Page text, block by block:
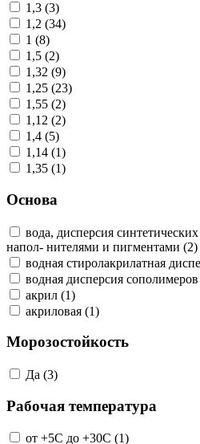
1,3 (3)
1,2 (34)
1 (8)
1,5 (2)
1,32 (9)
1,25 (23)
1,55 (2)
1,12 (2)
1,4 (5)
1,14 (1)
1,35 (1)
Основа
вода, дисперсия
напол- нителями и пигментами (2)
водная стиролакрилатная
водная дисперсия
акрил (1)
акриловая (1)
Морозостойкость
Да (3)
Рабочая температура
от +5С до +30С (1)